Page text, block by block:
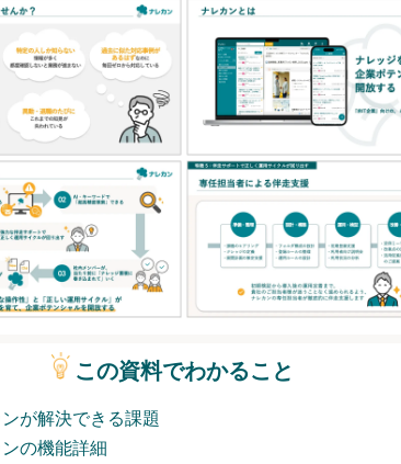
この資料でわかること
が解決できる課題
の機能詳細